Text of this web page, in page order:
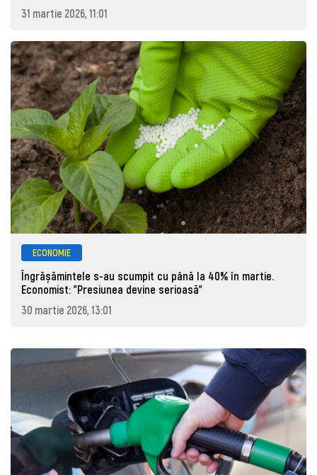
31 martie 2026, 11:01
ECONOMIE
Îngrășămintele s-au scumpit cu până la 40% în martie.
Economist: "Presiunea devine serioasă"
30 martie 2026, 13:01